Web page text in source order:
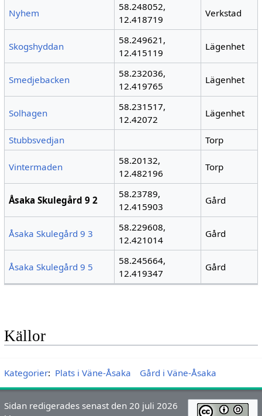
Nyhem
58.248052,
12.418719
Verkstad
Skogshyddan
58.249621,
12.415119
Lägenhet
Smedjebacken
58.232036,
12.419765
Lägenhet
Solhagen
58.231517,
12.42072
Lägenhet
Stubbsvedjan Torp
Vintermaden
58.20132,
12.482196
Torp
Åsaka Skulegård 9 2
58.23789,
12.415903
Gård
Åsaka Skulegård 9 3
58.229608,
12.421014
Gård
Åsaka Skulegård 9 5
58.245664,
12.419347
Gård
Källor
Kategorier: Plats i Väne-Åsaka Gård i Väne-Åsaka
Sidan redigerades senast den 20 juli 2026